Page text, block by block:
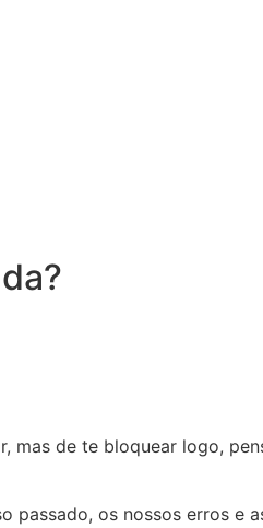
mas de te bloquear logo,
os nossos erros e